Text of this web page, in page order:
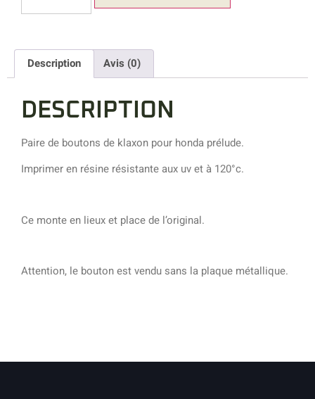
Description Avis (0)
DESCRIPTION
Paire de boutons de klaxon pour honda prélude.
Imprimer en résine résistante aux uv et à 120°c.
Ce monte en lieux et place de l’original.
Attention, le bouton est vendu sans la plaque métallique.